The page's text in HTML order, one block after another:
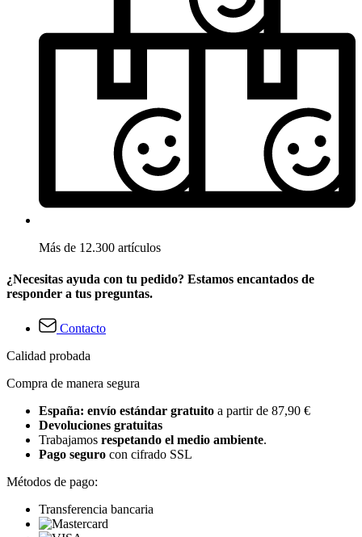
Más de 12.300 artículos
¿Necesitas ayuda con tu pedido? Estamos encantados de
responder a tus preguntas.
Contacto
Calidad probada
Compra de manera segura
España: envío estándar gratuito a partir de 87,90 €
Devoluciones gratuitas
Trabajamos respetando el medio ambiente.
Pago seguro con cifrado SSL
Métodos de pago:
Transferencia bancaria